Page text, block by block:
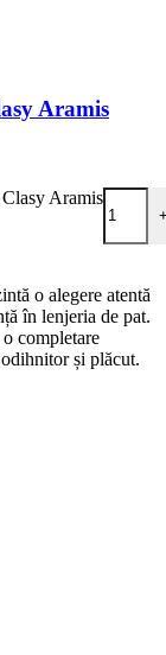
Aramis
Aramis
o alegere atentă
în lenjeria de pat.
completare
și plăcut.